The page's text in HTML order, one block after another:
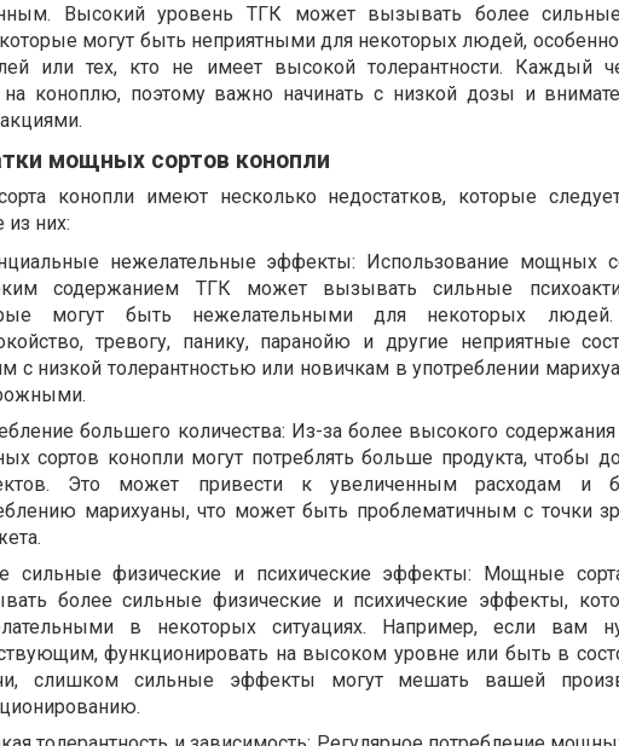
Высокий уровень ТГК может вызывать более
могут быть неприятными для некоторых людей,
или тех, кто не имеет высокой толерантности. Каждый
на коноплю, поэтому важно начинать с низкой дозы и
мощных сортов конопли
конопли имеют несколько недостатков, которые
из них:
нежелательные эффекты: Использование мощных
содержанием ТГК может вызывать сильные
могут быть нежелательными для некоторых
тревогу, панику, паранойю и другие неприятные
с низкой толерантностью или новичкам в употреблении
большего количества: Из-за более высокого
сортов конопли могут потреблять больше продукта, чтобы
Это может привести к увеличенным расходам и
марихуаны, что может быть проблематичным с точки
сильные физические и психические эффекты: Мощные
более сильные физические и психические эффекты,
в некоторых ситуациях. Например, если вам
функционировать на высоком уровне или быть в
слишком сильные эффекты могут мешать вашей